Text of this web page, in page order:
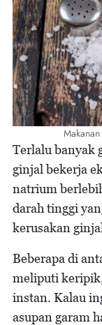
Terlalu banyak
ginjal bekerja
natrium
darah tinggi
kerusakan
Beberapa di
meliputi
instan. Kalau
asupan garam